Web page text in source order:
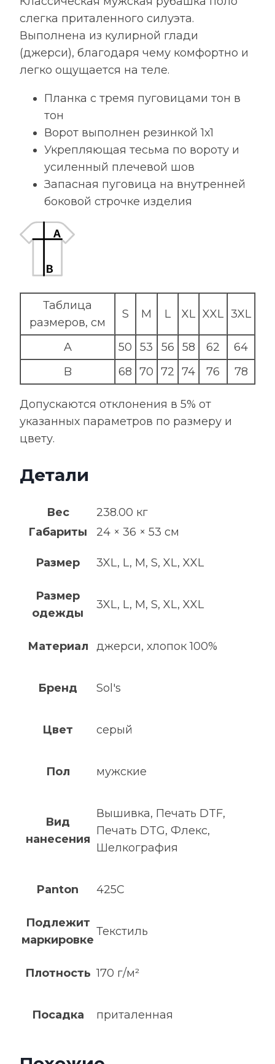
слегка приталенного силуэта.
Выполнена из кулирной глади
(джерси), благодаря чему комфортно и
легко ощущается на теле.
Планка с тремя пуговицами тон в
тон
Ворот выполнен резинкой 1х1
Укрепляющая тесьма по вороту и
усиленный плечевой шов
Запасная пуговица на внутренней
боковой строчке изделия
Таблица
размеров, см
S M L XL XXL 3XL
A 50 53 56 58 62
64
B
68 70 72 74 76 78
Допускаются отклонения в 5% от
указанных параметров по размеру и
цвету.
Детали
Вес
238.00 кг
Габариты
24 × 36 × 53 см
Размер 3XL, L, M, S, XL, XXL
Размер
одежды
3XL, L, M, S, XL, XXL
Материал джерси, хлопок 100%
Бренд Sol's
Цвет серый
Пол мужские
Вид
нанесения
Вышивка, Печать DTF,
Печать DTG, Флекс,
Шелкография
Panton 425C
Подлежит
маркировке
Текстиль
Плотность 170 г/м²
Посадка приталенная